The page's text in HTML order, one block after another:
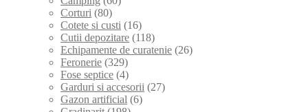
Corturi (80)
Cotete si custi (16)
Cutii depozitare (118)
Echipamente de curatenie (26)
Feronerie (329)
Fose septice (4)
Garduri si accesorii (27)
Gazon artificial (6)